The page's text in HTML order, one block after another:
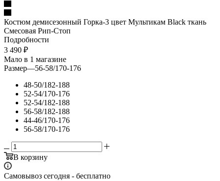
Костюм демисезонный Горка-3 цвет Мультикам Black ткань
Смесовая Рип-Стоп
Подробности
3 490 ₽
Мало в 1 магазине
Размер—56-58/170-176
48-50/182-188
52-54/170-176
52-54/182-188
56-58/182-188
44-46/170-176
56-58/170-176
В корзину
Самовывоз сегодня - бесплатно